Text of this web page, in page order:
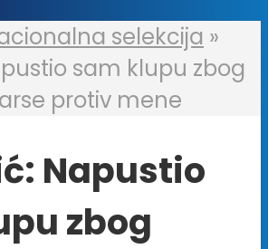
selekcija »
sam klupu zbog
protiv mene
Napustio
zbog